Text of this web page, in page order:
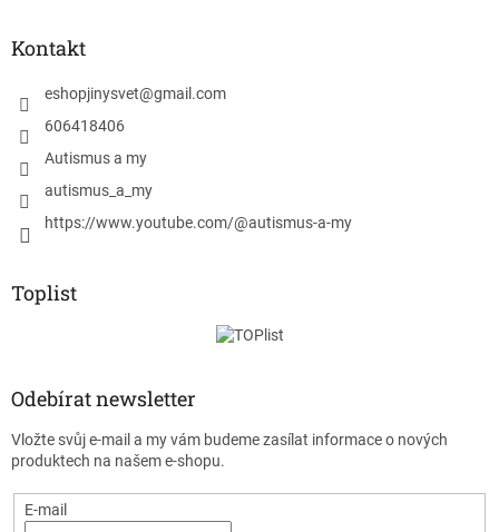
Kontakt
eshopjinysvet@gmail.com
606418406
Autismus a my
autismus_a_my
https://www.youtube.com/@autismus-a-my
Toplist
Odebírat newsletter
Vložte svůj e-mail a my vám budeme zasílat informace o nových
produktech na našem e-shopu.
E-mail